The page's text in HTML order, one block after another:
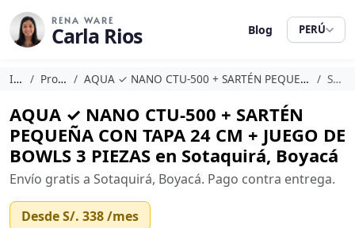
RENA WARE
Carla Rios Blog PERÚ
Inicio Promociones AQUA ✓ NANO CTU-500 + SARTÉN PEQUEÑA CON TAPA 24 CM + JUEGO DE BOWLS 3 PIEZAS Sotaquirá
AQUA ✓ NANO CTU-500 + SARTÉN
PEQUEÑA CON TAPA 24 CM + JUEGO DE
BOWLS 3 PIEZAS en Sotaquirá, Boyacá
Envío gratis a Sotaquirá, Boyacá. Pago contra entrega.
DesdeS/. 338/mes